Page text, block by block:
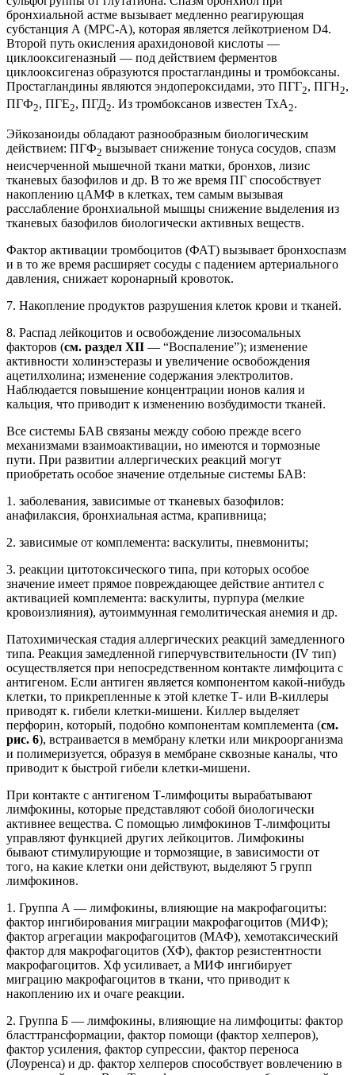
бронхиальной астме вызывает медленно реагирующая
субстанция А (МРС-А), которая является лейкотриеном D4.
Второй путь окисления арахидоновой кислоты —
циклооксигеназный — под действием ферментов
циклооксигеназ образуются простагландины и тромбоксаны.
Простагландины являются эндопероксидами, это ПГГ2, ПГН2,
ПГФ2, ПГЕ2, ПГД2. Из тромбоксанов известен ТхА2.
Эйкозаноиды обладают разнообразным биологическим
действием: ПГФ2 вызывает снижение тонуса сосудов, спазм
неисчерченной мышечной ткани матки, бронхов, лизис
тканевых базофилов и др. В то же время ПГ способствует
накоплению цАМФ в клетках, тем самым вызывая
расслабление бронхиальной мышцы снижение выделения из
тканевых базофилов биологически активных веществ.
Фактор активации тромбоцитов (ФАТ) вызывает бронхоспазм
и в то же время расширяет сосуды с падением артериального
давления, снижает коронарный кровоток.
7. Накопление продуктов разрушения клеток крови и тканей.
8. Распад лейкоцитов и освобождение лизосомальных
факторов (см. раздел XII — “Воспаление”); изменение
активности холинэстеразы и увеличение освобождения
ацетилхолина; изменение содержания электролитов.
Наблюдается повышение концентрации ионов калия и
кальция, что приводит к изменению возбудимости тканей.
Все системы БАВ связаны между собою прежде всего
механизмами взаимоактивации, но имеются и тормозные
пути. При развитии аллергических реакций могут
приобретать особое значение отдельные системы БАВ:
1. заболевания, зависимые от тканевых базофилов:
анафилаксия, бронхиальная астма, крапивница;
2. зависимые от комплемента: васкулиты, пневмониты;
3. реакции цитотоксического типа, при которых особое
значение имеет прямое повреждающее действие антител с
активацией комплемента: васкулиты, пурпура (мелкие
кровоизлияния), аутоиммунная гемолитическая анемия и др.
Патохимическая стадия аллергических реакций замедленного
типа. Реакция замедленной гиперчувствительности (IV тип)
осуществляется при непосредственном контакте лимфоцита с
антигеном. Если антиген является компонентом какой-нибудь
клетки, то прикрепленные к этой клетке Т- или В-киллеры
приводят к. гибели клетки-мишени. Киллер выделяет
перфорин, который, подобно компонентам комплемента (см.
рис. 6), встраивается в мембрану клетки или микроорганизма
и полимеризуется, образуя в мембране сквозные каналы, что
приводит к быстрой гибели клетки-мишени.
При контакте с антигеном Т-лимфоциты вырабатывают
лимфокины, которые представляют собой биологически
активнее вещества. С помощью лимфокинов Т-лимфоциты
управляют функцией других лейкоцитов. Лимфокины
бывают стимулирующие и тормозящие, в зависимости от
того, на какие клетки они действуют, выделяют 5 групп
лимфокинов.
1. Группа А — лимфокины, влияющие на макрофагоциты:
фактор ингибирования миграции макрофагоцитов (МИФ);
фактор агрегации макрофагоцитов (МАФ), хемотаксический
фактор для макрофагоцитов (ХФ), фактор резистентности
макрофагоцитов. Хф усиливает, а МИФ ингибирует
миграцию макрофагоцитов в ткани, что приводит к
накоплению их и очаге реакции.
2. Группа Б — лимфокины, влияющие на лимфоциты: фактор
бласттрансформации, фактор помощи (фактор хелперов),
фактор усиления, фактор супрессии, фактор переноса
(Лоуренса) и др. фактор хелперов способствует вовлечению в